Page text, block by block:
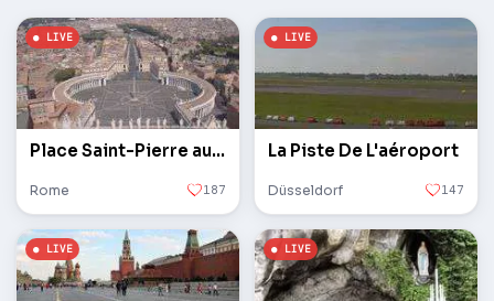
Place Saint-Pierre au Vatican
Rome 187
La Piste De L'aéroport
Düsseldorf 147